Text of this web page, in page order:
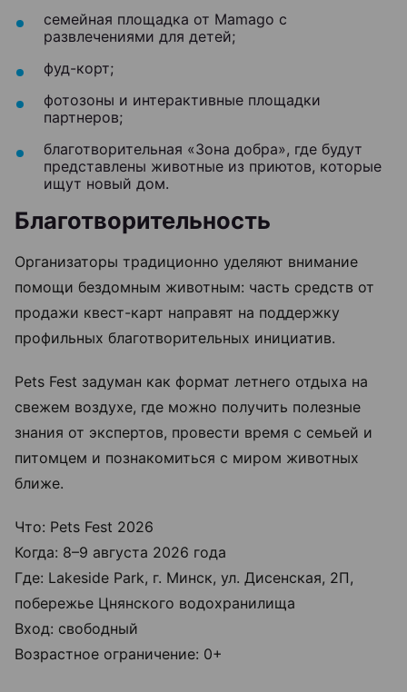
семейная площадка от Mamago с
развлечениями для детей;
фуд-корт;
фотозоны и интерактивные площадки
партнеров;
благотворительная «Зона добра», где будут
представлены животные из приютов, которые
ищут новый дом.
Благотворительность
Организаторы традиционно уделяют внимание
помощи бездомным животным: часть средств от
продажи квест-карт направят на поддержку
профильных благотворительных инициатив.
Pets Fest задуман как формат летнего отдыха на
свежем воздухе, где можно получить полезные
знания от экспертов, провести время с семьей и
питомцем и познакомиться с миром животных
ближе.
Что: Pets Fest 2026
Когда: 8–9 августа 2026 года
Где: Lakeside Park, г. Минск, ул. Дисенская, 2П,
побережье Цнянского водохранилища
Вход: свободный
Возрастное ограничение: 0+